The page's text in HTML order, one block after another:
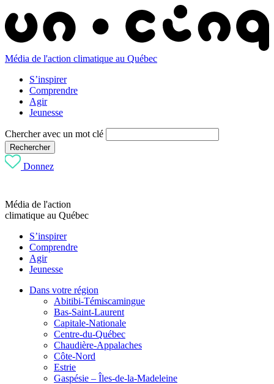
Média de l'action climatique au Québec
S’inspirer
Comprendre
Agir
Jeunesse
Chercher avec un mot clé
Rechercher
Donnez
Média de l'action
climatique au Québec
S’inspirer
Comprendre
Agir
Jeunesse
Dans votre région
Abitibi-Témiscamingue
Bas-Saint-Laurent
Capitale-Nationale
Centre-du-Québec
Chaudière-Appalaches
Côte-Nord
Estrie
Gaspésie – Îles-de-la-Madeleine